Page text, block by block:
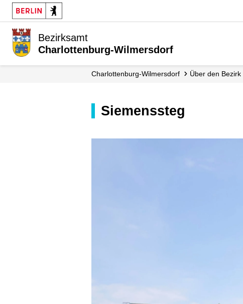
Bezirksamt
Charlottenburg-Wilmersdorf
Charlottenburg-Wilmersdorf Über den Bezirk
Siemenssteg